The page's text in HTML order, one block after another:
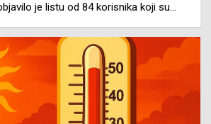
je listu od 84 korisnika koji su…